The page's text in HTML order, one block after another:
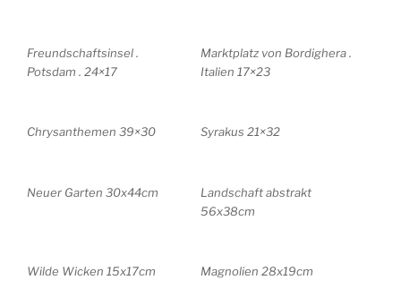
Freundschaftsinsel .
Potsdam . 24×17
Marktplatz von Bordighera .
Italien 17×23
Chrysanthemen 39×30 Syrakus 21×32
Neuer Garten 30x44cm
Landschaft abstrakt
56x38cm
Wilde Wicken 15x17cm Magnolien 28x19cm